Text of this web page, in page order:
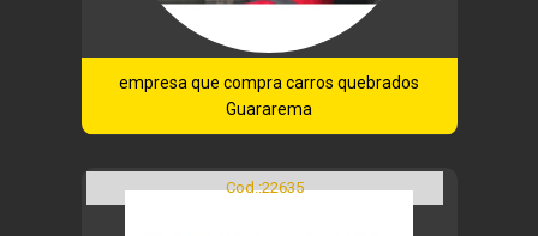
empresa que compra carros quebrados
Guararema
Cod.:22635